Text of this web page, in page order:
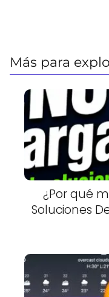
Más para
¿Por qué
Soluciones